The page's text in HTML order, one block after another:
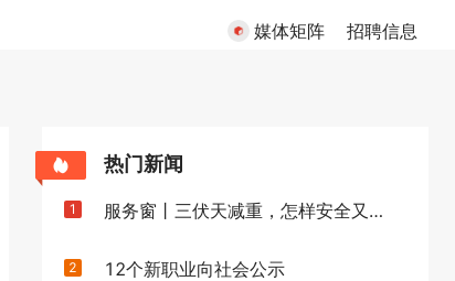
媒体矩阵 招聘信息
热门新闻
1 服务窗丨三伏天减重，怎样安全又高效
2 12个新职业向社会公示